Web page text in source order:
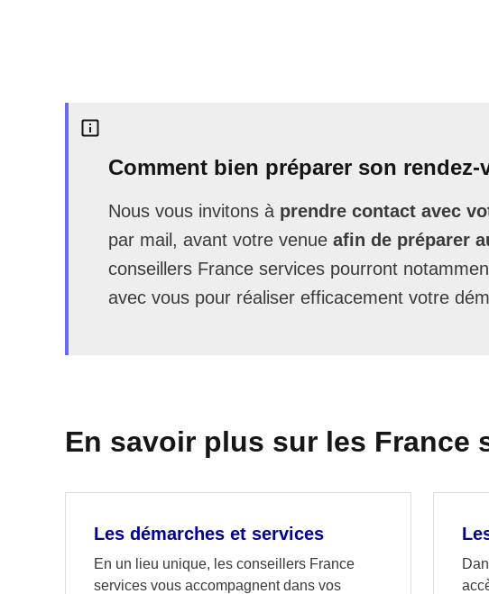
Comment bien préparer son rendez-
Nous vous invitons à prendre contact avec
par mail, avant votre venue afin de préparer
conseillers France services pourront
avec vous pour réaliser efficacement votre
En savoir plus sur les France
Les démarches et services
En un lieu unique, les conseillers France
services vous accompagnent dans vos